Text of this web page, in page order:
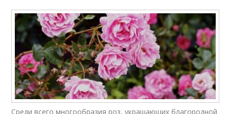
Среди всего многообразия роз, украшающих благородной